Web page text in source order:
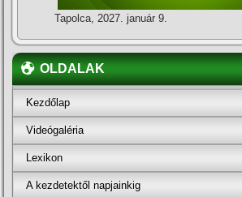
Tapolca, 2027. január 9.
OLDALAK
Kezdőlap
Videógaléria
Lexikon
A kezdetektől napjainkig